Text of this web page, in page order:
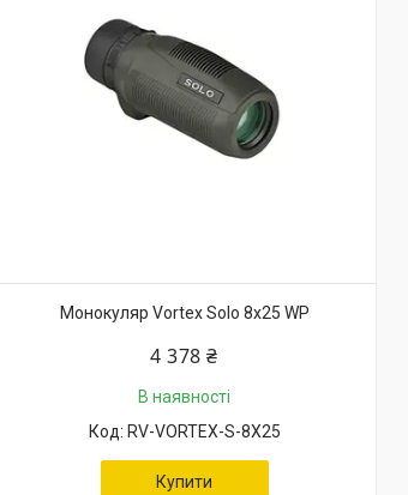
Монокуляр Vortex Solo 8x25 WP
4 378 ₴
В наявності
RV-VORTEX-S-8X25
Купити